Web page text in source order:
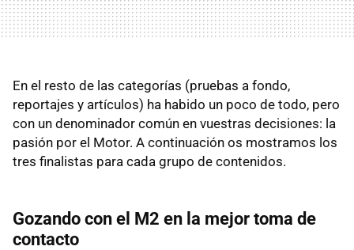
En el resto de las categorías (pruebas a fondo,
reportajes y artículos) ha habido un poco de todo, pero
con un denominador común en vuestras decisiones: la
pasión por el Motor. A continuación os mostramos los
tres finalistas para cada grupo de contenidos.
Gozando con el M2 en la mejor toma de
contacto